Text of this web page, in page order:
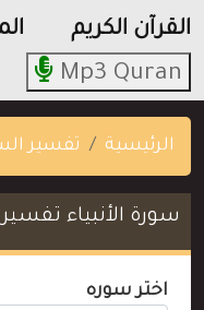
القرآن الكريم
Mp3 Quran
الرئيسية تفسير
سورة الأنبياء تفسير
اختر سوره